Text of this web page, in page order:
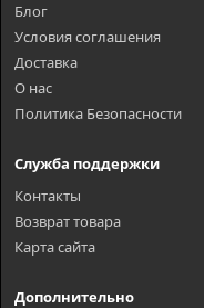
Блог
Условия соглашения
Доставка
О нас
Политика Безопасности
Служба поддержки
Контакты
Возврат товара
Карта сайта
Дополнительно